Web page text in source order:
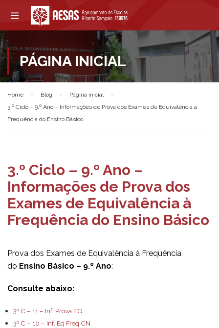
PÁGINA INICIAL
Home Blog
Página inicial
3.º Ciclo – 9.º Ano – Informações de Prova dos Exames de Equivalência à
Frequência do Ensino Básico
3.º Ciclo – 9.º Ano –
Informações de Prova dos
Exames de Equivalência à
Frequência do Ensino Básico
Prova dos Exames de Equivalência à Frequência
do Ensino Básico – 9.º Ano:
Consulte abaixo:
3º C – 11 – Inf. Prova FQ
3º C – 10 – Inf. Eq Freq CN